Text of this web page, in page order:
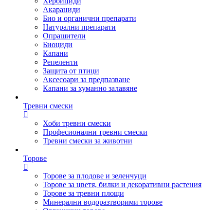
Акарациди
Био и органични препарати
Натурални препарати
Опрашители
Биоциди
Капани
Репеленти
Защита от птици
Аксесоари за предпазване
Капани за хуманно залавяне
Тревни смески
Хоби тревни смески
Професионални тревни смески
Тревни смески за животни
Торове
Торове за плодове и зеленчуци
Торове за цветя, билки и декоративни растения
Торове за тревни площи
Минерални водоразтворими торове